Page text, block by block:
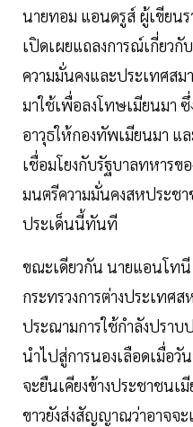
นายทอม แอนดรูส์ ผู้เขียน
เปิดเผยแถลงการณ์เกี่ยว
ความมั่นคงและประเทศส
มาใช้เพื่อลงโทษเมียนมา ซึ่
อาวุธให้กองทัพเมียนมา แ
เชื่อมโยงกับรัฐบาลทหารข
มนตรีความมั่นคงสหประช
ประเด็นนี้ทันที
ขณะเดียวกัน นายแอนโทนี
กระทรวงการต่างประเทศ
ประณามการใช้กำลังปราบ
นำไปสู่การนองเลือดเมื่อ
จะยืนเคียงข้างประชาชนเ
ขาวยังส่งสัญญาณว่าอาจจ